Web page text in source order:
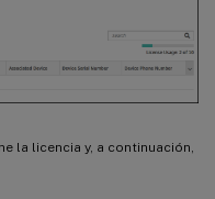
la licencia y, a continuación,